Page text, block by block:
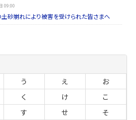
09:00
砂崩れにより被害を受けられた皆さまへ
う え
お
く け
こ
す せ
そ